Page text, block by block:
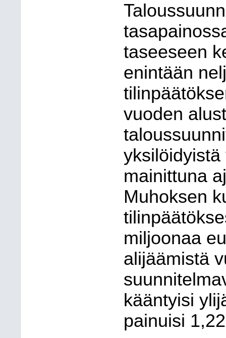
taseeseen
enintään
vuoden
mainittuna
Muhoksen
miljoonaa
alijäämistä
kääntyisi
painuisi